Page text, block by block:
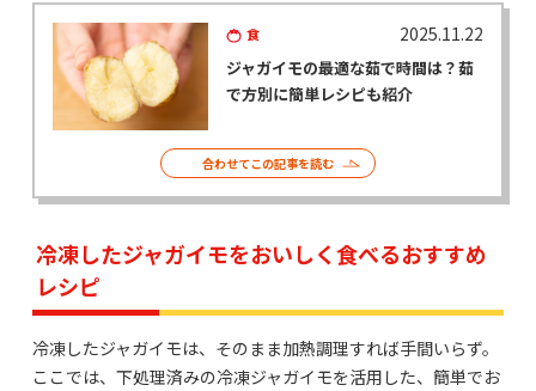
食 2025.11.22
ジャガイモの最適な茹で時間は？茹
で方別に簡単レシピも紹介
合わせてこの記事を読む
冷凍したジャガイモをおいしく食べるおすすめ
レシピ
冷凍したジャガイモは、そのまま加熱調理すれば手間いらず。
ここでは、下処理済みの冷凍ジャガイモを活用した、簡単でお